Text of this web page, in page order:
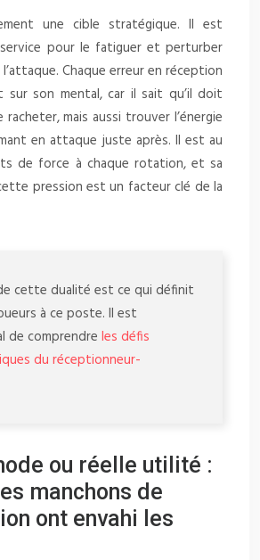
une cible stratégique. Il est
pour le fatiguer et perturber
Chaque erreur en réception
sur son mental, car il sait qu’il doit
mais aussi trouver l’énergie
en attaque juste après. Il est au
de force à chaque rotation, et sa
pression est un facteur clé de la
cette dualité est ce qui définit
à ce poste. Il est
de comprendre les défis
du réceptionneur-
ou réelle utilité :
manchons de
ont envahi les